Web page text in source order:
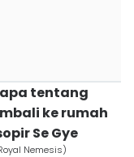
tentang
ke rumah
Se Gye
Nemesis)